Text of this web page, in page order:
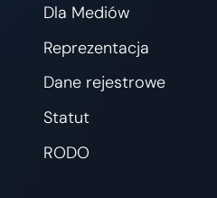
Dla Mediów
Reprezentacja
Dane rejestrowe
Statut
RODO